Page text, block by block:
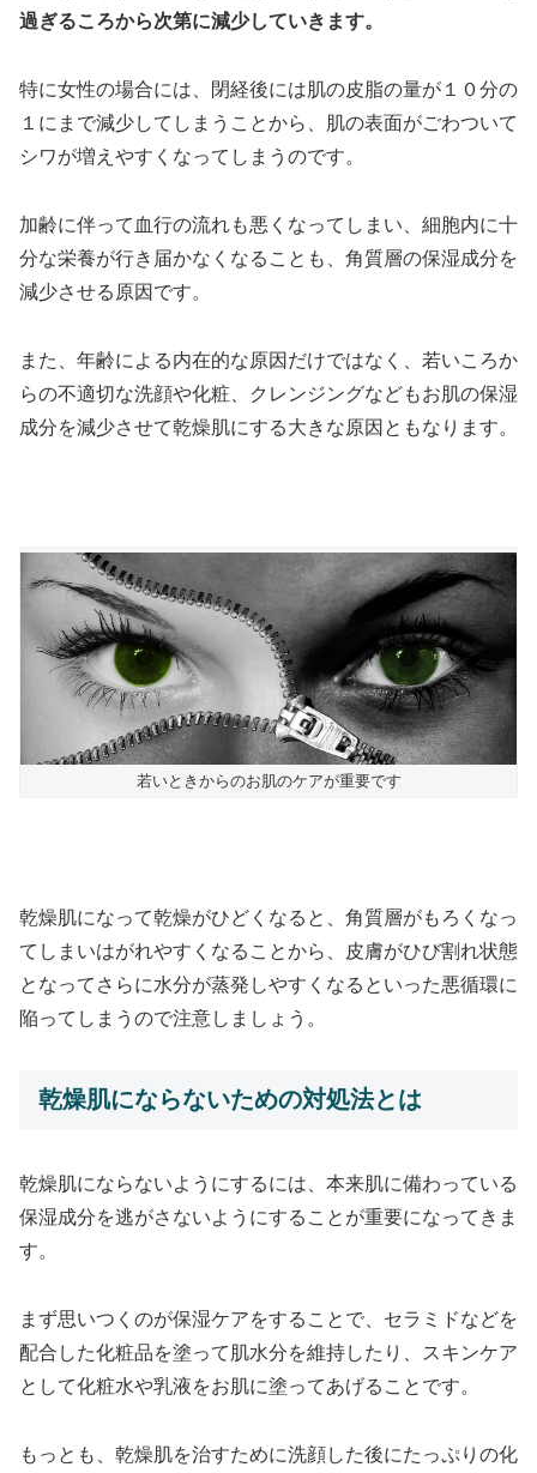
過ぎるころから次第に減少していきます。
特に女性の場合には、閉経後には肌の皮脂の量が１０分の
１にまで減少してしまうことから、肌の表面がごわついて
シワが増えやすくなってしまうのです。
加齢に伴って血行の流れも悪くなってしまい、細胞内に十
分な栄養が行き届かなくなることも、角質層の保湿成分を
減少させる原因です。
また、年齢による内在的な原因だけではなく、若いころか
らの不適切な洗顔や化粧、クレンジングなどもお肌の保湿
成分を減少させて乾燥肌にする大きな原因ともなります。
若いときからのお肌のケアが重要です
乾燥肌になって乾燥がひどくなると、角質層がもろくなっ
てしまいはがれやすくなることから、皮膚がひび割れ状態
となってさらに水分が蒸発しやすくなるといった悪循環に
陥ってしまうので注意しましょう。
乾燥肌にならないための対処法とは
乾燥肌にならないようにするには、本来肌に備わっている
保湿成分を逃がさないようにすることが重要になってきま
す。
まず思いつくのが保湿ケアをすることで、セラミドなどを
配合した化粧品を塗って肌水分を維持したり、スキンケア
として化粧水や乳液をお肌に塗ってあげることです。
もっとも、乾燥肌を治すために洗顔した後にたっぷりの化